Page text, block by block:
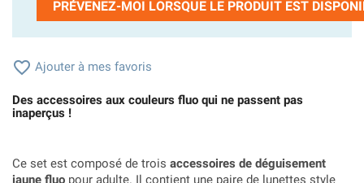
PRÉVENEZ-MOI LORSQUE LE PRODUIT EST
 Ajouter à mes favoris
Des accessoires aux couleurs fluo qui ne passent pas
inaperçus !
Ce set est composé de trois accessoires de déguisement
jaune fluo pour adulte. Il contient une paire de lunettes style